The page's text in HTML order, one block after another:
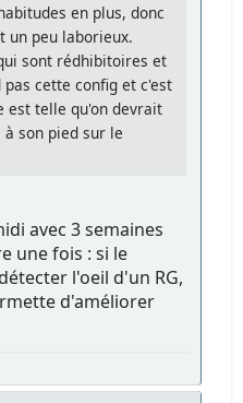
en plus, donc
un peu laborieux.
sont rédhibitoires et
cette config et c'est
est telle qu'on devrait
son pied sur le
avec 3 semaines
une fois : si le
l'oeil d'un RG,
d'améliorer